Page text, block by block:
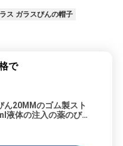
ス ガラスびんの帽子
で
ん20MMのゴム製スト
液体の注入の薬のびん